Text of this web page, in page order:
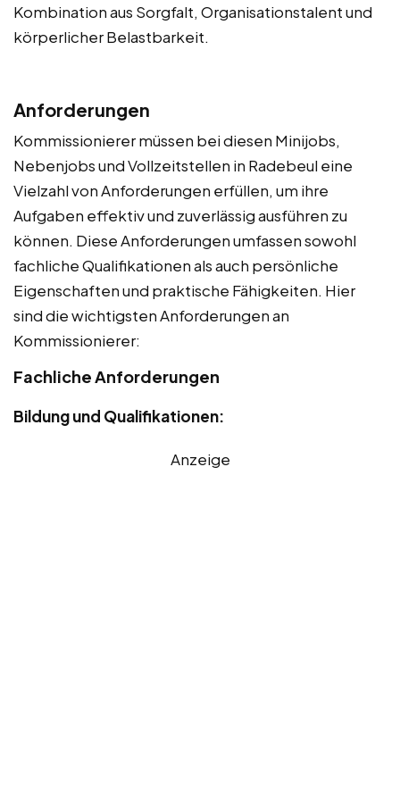
Kombination aus Sorgfalt, Organisationstalent und
körperlicher Belastbarkeit.
Anforderungen
Kommissionierer müssen bei diesen Minijobs,
Nebenjobs und Vollzeitstellen in Radebeul eine
Vielzahl von Anforderungen erfüllen, um ihre
Aufgaben effektiv und zuverlässig ausführen zu
können. Diese Anforderungen umfassen sowohl
fachliche Qualifikationen als auch persönliche
Eigenschaften und praktische Fähigkeiten. Hier
sind die wichtigsten Anforderungen an
Kommissionierer:
Fachliche Anforderungen
Bildung und Qualifikationen:
Anzeige